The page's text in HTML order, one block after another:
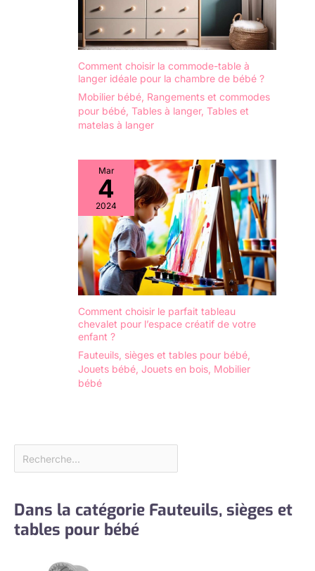
des produits
formidables et
éducatifs pour les
enfants âgés de 9
mois à 10 ans. Pour
l'intérieur et
l'extérieur, pour
jouer et apprendre.
jeux et des
équipements de
jeux. Les produits
Step2 sont
innovants et offrent
des années de
plaisir ! Le service
client Français est à
votre écoute pour
100% satisfaction.
Pour toutes
envoyez-nous
simplement un
Comment choisir la commode-table à
langer idéale pour la chambre de bébé ?
Mobilier bébé Rangements et commodes
pour bébé Tables à langer, Tables et
matelas à langer
Mar
4
2024
Comment choisir le parfait tableau
chevalet pour l’espace créatif de votre
enfant ?
Fauteuils, sièges et tables pour bébé
Jouets bébé Jouets en bois Mobilier
bébé
Dans la catégorie Fauteuils, sièges et
tables pour bébé